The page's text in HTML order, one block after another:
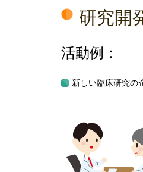
研究開
活動例：
新しい臨床研究の